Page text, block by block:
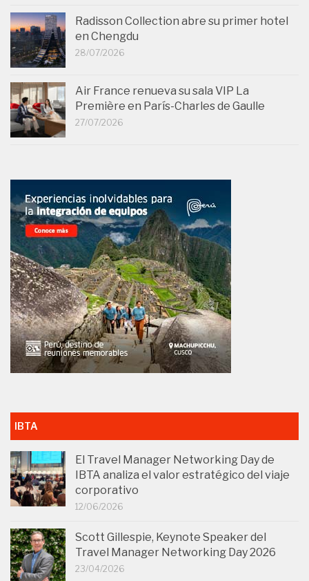
Radisson Collection abre su primer hotel
en Chengdu
28/07/2026
Air France renueva su sala VIP La
Première en París-Charles de Gaulle
27/07/2026
IBTA
El Travel Manager Networking Day de
IBTA analiza el valor estratégico del viaje
corporativo
12/06/2026
Scott Gillespie, Keynote Speaker del
Travel Manager Networking Day 2026
23/04/2026